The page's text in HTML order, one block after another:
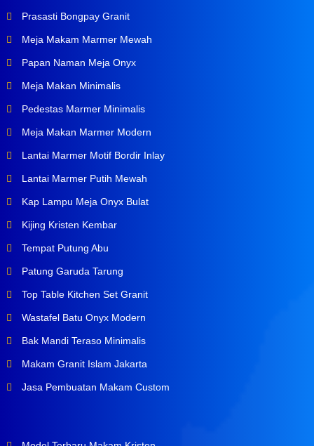
Prasasti Bongpay Granit
Meja Makam Marmer Mewah
Papan Naman Meja Onyx
Meja Makan Minimalis
Pedestas Marmer Minimalis
Meja Makan Marmer Modern
Lantai Marmer Motif Bordir Inlay
Lantai Marmer Putih Mewah
Kap Lampu Meja Onyx Bulat
Kijing Kristen Kembar
Tempat Putung Abu
Patung Garuda Tarung
Top Table Kitchen Set Granit
Wastafel Batu Onyx Modern
Bak Mandi Teraso Minimalis
Makam Granit Islam Jakarta
Jasa Pembuatan Makam Custom